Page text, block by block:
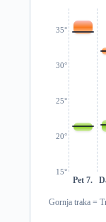
15°
20°
25°
30°
35°
Pet 7.
Gornja traka =